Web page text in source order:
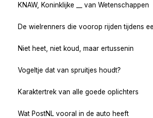
KNAW, Koninklijke __ van Wetenschappen
De wielrenners die voorop rijden tijdens
Niet heet, niet koud, maar ertussenin
Vogeltje dat van spruitjes houdt?
Karaktertrek van alle goede oplichters
Wat PostNL vooral in de auto heeft